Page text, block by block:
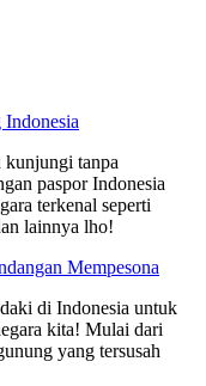
kunjungi tanpa
paspor Indonesia
terkenal seperti
lainnya lho!
Mempesona
di Indonesia untuk
kita! Mulai dari
yang tersusah